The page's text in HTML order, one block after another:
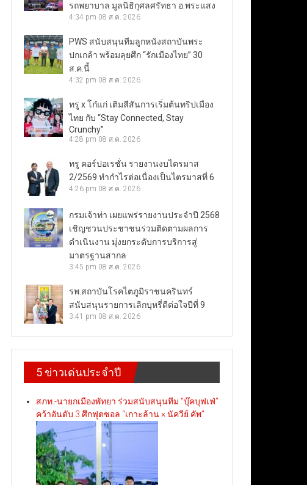
รถพยาบาล มูลนิธิกุศลศรัทธา อ.พระแสง
4:34 pm 08 ส.ค. 2026
PWS สนับสนุนทีมลูกหนังสถาบันพระ
ปกเกล้า พร้อมลุยศึก “รักเมืองไทย” 30
ส.ค.นี้
4:32 pm 08 ส.ค. 2026
ทรู x โก๋แก่ เติมสีสันการเริ่มต้นทริปเมือง
ไทย กับ “Stay Connected, Stay
Crunchy”
4:28 pm 08 ส.ค. 2026
ทรู คอร์ปอเรชั่น รายงานงบไตรมาส
2/2569 ทำกำไรต่อเนื่องเป็นไตรมาสที่ 6
4:26 pm 08 ส.ค. 2026
กรมเจ้าท่า เผยแพร่รายงานประจำปี 2568
เชิญชวนประชาชนร่วมติดตามผลการ
ดำเนินงาน มุ่งยกระดับการบริการสู่
มาตรฐานสากล
3:45 pm 08 ส.ค. 2026
รพ.สถาบันโรคไตภูมิราชนครินทร์
สนับสนุนรายการเลิกบุหรี่ดีต่อใจปีที่ 9
3:41 pm 08 ส.ค. 2026
5 ข่าวเด่นประจำปี
สภท.-นายกเมืองพัทยา ร่วมสนับสนุนทีม “บุ๊คบุฟเฟ่”
คว้าอันดับ 3 ศึกฟุตซอล “เกาะล้าน × นัควีย์ คัพ”